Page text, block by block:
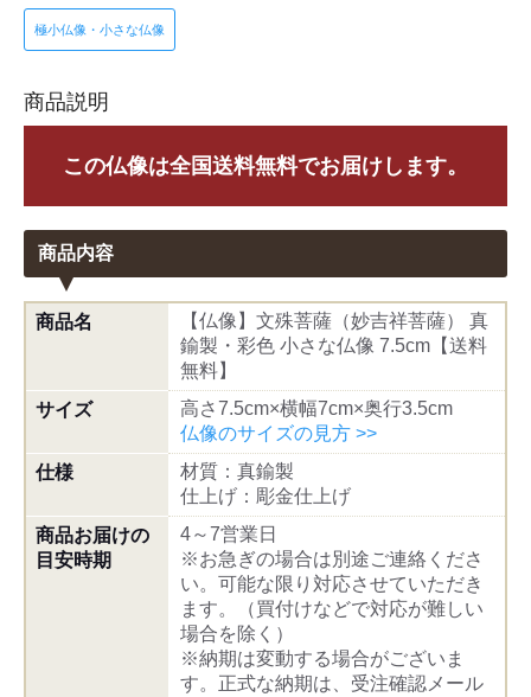
極小仏像・小さな仏像
商品説明
この仏像は全国送料無料でお届けします。
商品内容
商品名
【仏像】文殊菩薩（妙吉祥菩薩） 真
鍮製・彩色 小さな仏像 7.5cm【送料
無料】
サイズ
高さ7.5cm×横幅7cm×奥行3.5cm
仏像のサイズの見方 >>
仕様
材質：真鍮製
仕上げ：彫金仕上げ
商品お届けの
目安時期
4～7営業日
※お急ぎの場合は別途ご連絡くださ
い。可能な限り対応させていただき
ます。（買付けなどで対応が難しい
場合を除く）
※納期は変動する場合がございま
す。正式な納期は、受注確認メール